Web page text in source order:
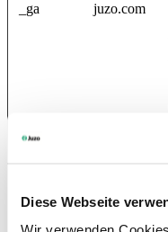
Diese Webseite
_ga juzo.com